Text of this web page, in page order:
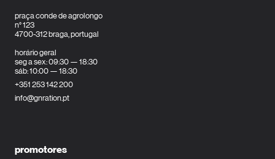
praça conde de agrolongo
n° 123
4700-312 braga, portugal
horário geral
seg a sex: 09:30 — 18:30
sáb: 10:00 — 18:30
+351 253 142 200
info@gnration.pt
promotores